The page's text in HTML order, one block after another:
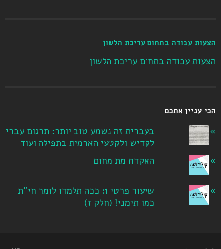
הצעות עבודה בתחום עריכת הלשון
הצעות עבודה בתחום עריכת הלשון
הכי עניין אתכם
בעברית זה נשמע טוב יותר: תרגום עברי
לקדיש ולקטעי הארמית בתפילה ועוד
האקדח מת מחום
שיעור פרטי 1: ככה תלמדו לומר חי"ת
כמו תימני! ‏(חלק ז‏)